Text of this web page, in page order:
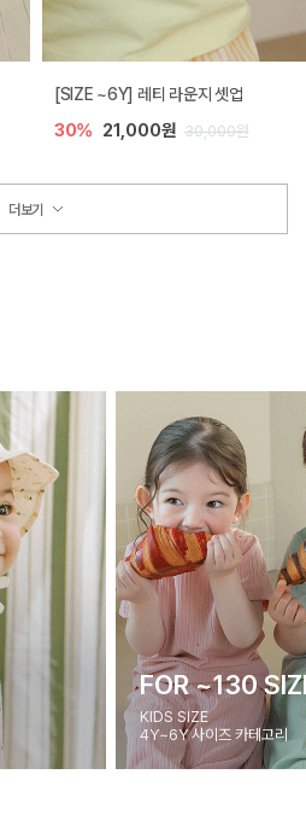
[SIZE ~6Y] 레티 라운지 셋업
30% 21,000원 30,000원
더보기
FOR ~130
KIDS SIZE
4Y~6Y 사이즈 카테고리